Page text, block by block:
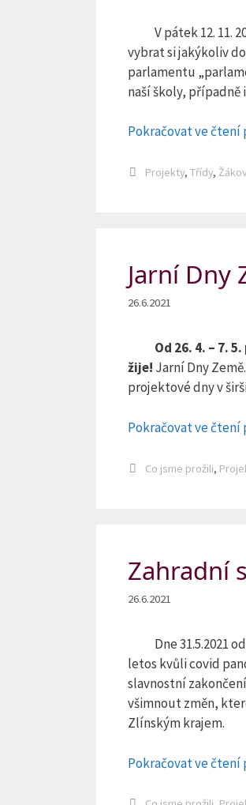
V pátek 12. 11.
vybrat si jakýkoliv
parlamentu
naší školy, případně
Pokračovat ve
Rubriky
Projekty, Třídy,
Jarní Dny
26.6.2021
Od 26. 4. – 7.
žije! Jarní Dny
projektové dny v
Pokračovat ve
Rubriky
Co jsme prožili,
Zahradní
26.6.2021
Dne 31.5.2021
letos kvůli covid
slavnostní
všimnout změn,
Zlínským krajem.
Pokračovat ve